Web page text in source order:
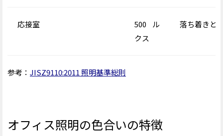
応接室 500 ル
クス
落ち着きと
参考： JISZ9110:2011 照明基準総則
オフィス照明の色合いの特徴